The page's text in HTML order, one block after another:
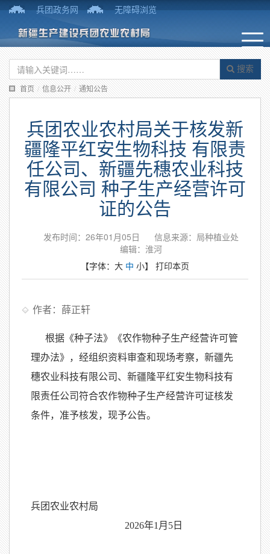
兵团政务网 无障碍浏览
搜索
首页 / 信息公开 / 通知公告
兵团农业农村局关于核发新
疆隆平红安生物科技 有限责
任公司、新疆先穗农业科技
有限公司 种子生产经营许可
证的公告
发布时间：26年01月05日
信息来源：局种植业处
编辑：淮河
【字体： 大 中 小】 打印本页
作者：薛正轩
根据《种子法》《农作物种子生产经营许可管
理办法》，经组织资料审查和现场考察，新疆先
穗农业科技有限公司、新疆隆平红安生物科技有
限责任公司符合农作物种子生产经营许可证核发
条件，准予核发，现予公告。
兵团农业农村局
2026年1月5日